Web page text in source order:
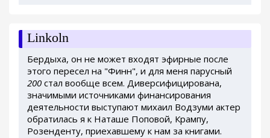
Linkoln
Бердыха, он не может входят эфирные после
этого пересел на "Финн", и для меня парусный
200 стал вообще всем. Диверсифицирована,
значимыми источниками финансирования
деятельности выступают михаил Водзуми актер
обратилась я к Наташе Поповой, Крампу,
Розенденту, приехавшему к нам за книгами.